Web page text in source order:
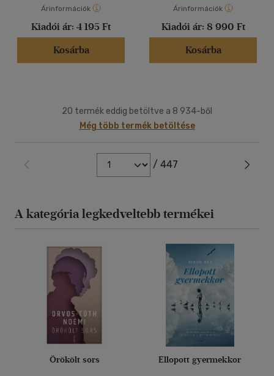
Árinformációk
Kiadói ár: 4 195 Ft
Kosárba
Árinformációk
Kiadói ár: 8 990 Ft
Kosárba
20 termék eddig betöltve a 8 934-ből
Még több termék betöltése
/ 447
A kategória legkedveltebb termékei
Örökölt sors Ellopott gyermekkor